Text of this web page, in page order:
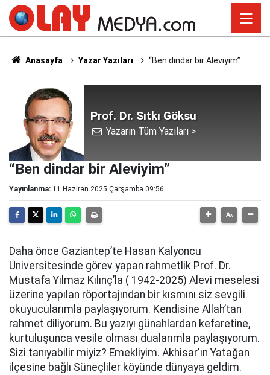
Anasayfa Yazar Yazıları “Ben dindar bir Aleviyim”
Prof. Dr. Sıtkı Göksu
Yazarın Tüm Yazıları >
“Ben dindar bir Aleviyim”
Yayınlanma: 11 Haziran 2025 Çarşamba 09:56
Daha önce Gaziantep’te Hasan Kalyoncu
Üniversitesinde görev yapan rahmetlik Prof. Dr.
Mustafa Yılmaz Kılınç’la ( 1942-2025) Alevi meselesi
üzerine yapılan röportajından bir kısmını siz sevgili
okuyucularımla paylaşıyorum. Kendisine Allah’tan
rahmet diliyorum. Bu yazıyı günahlardan kefaretine,
kurtuluşunca vesile olması dualarımla paylaşıyorum.
Sizi tanıyabilir miyiz? Emekliyim. Akhisar'ın Yatağan
ilçesine bağlı Süneçliler köyünde dünyaya geldim.